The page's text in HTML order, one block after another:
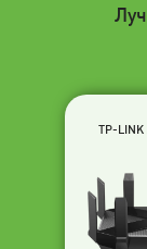
TP-LINK